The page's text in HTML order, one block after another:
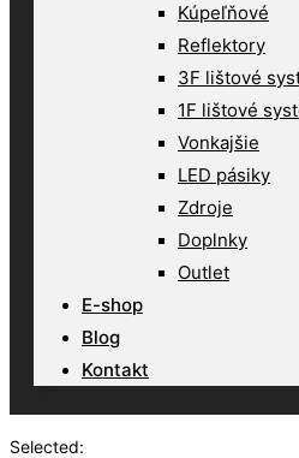
Kúpeľňové
Reflektory
3F lištové
1F lištové
Vonkajšie
LED pásiky
Zdroje
Doplnky
Outlet
E-shop
Blog
Kontakt
Selected: